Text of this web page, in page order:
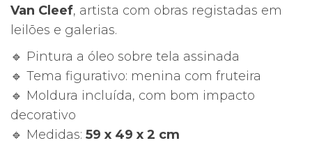
Van Cleef, artista com obras registadas em
leilões e galerias.
🔹 Pintura a óleo sobre tela assinada
🔹 Tema figurativo: menina com fruteira
🔹 Moldura incluída, com bom impacto
decorativo
🔹 Medidas: 59 x 49 x 2 cm